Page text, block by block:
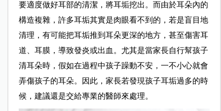
要適度做好耳部的清潔，將耳垢挖出。而由於耳朵內的
構造複雜，許多耳垢其實是肉眼看不到的，若是盲目地
清理，有可能把耳垢推到耳朵更深的地方，甚至傷害耳
道、耳膜，導致發炎或出血。尤其是當家長自行幫孩子
清耳朵時，假如在過程中孩子躁動不安，一不小心就會
弄傷孩子的耳朵。因此，家長若發現孩子耳垢過多的時
候，建議還是交給專業的醫師來處理。